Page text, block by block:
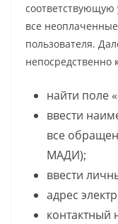
соответствующую
все
пользователя.
непосредственно
найти поле
ввести
все
МАДИ);
ввести
адрес
контактный